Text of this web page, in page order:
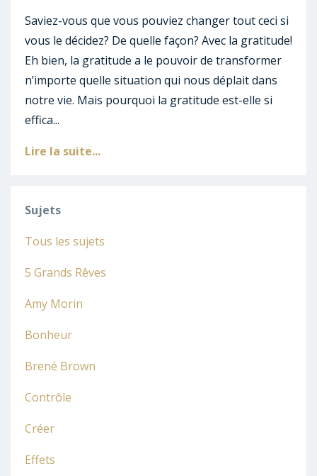
Saviez-vous que vous pouviez changer tout ceci si
vous le décidez? De quelle façon? Avec la gratitude!
Eh bien, la gratitude a le pouvoir de transformer
n’importe quelle situation qui nous déplait dans
notre vie. Mais pourquoi la gratitude est-elle si
effica...
Lire la suite...
Sujets
Tous les sujets
5 Grands Rêves
Amy Morin
Bonheur
Brené Brown
Contrôle
Créer
Effets